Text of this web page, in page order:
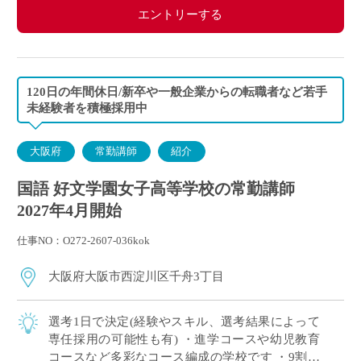
エントリーする
120日の年間休日/新卒や一般企業からの転職者など若手
未経験者を積極採用中
大阪府 常勤講師 紹介
国語 好文学園女子高等学校の常勤講師
2027年4月開始
仕事NO：O272-2607-036kok
大阪府大阪市西淀川区千舟3丁目
選考1日で決定(経験やスキル、選考結果によって
専任採用の可能性も有) ・進学コースや幼児教育
コースなど多彩なコース編成の学校です ・9割以